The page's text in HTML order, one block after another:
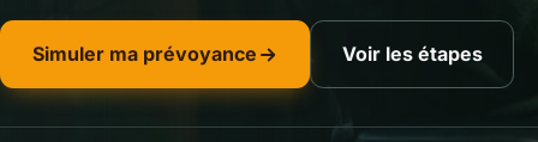
Simuler ma prévoyance Voir les étapes